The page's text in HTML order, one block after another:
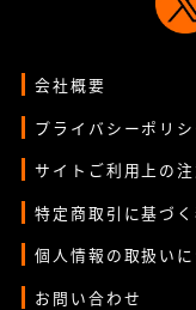
会社概要
プライバシーポリシ
サイトご利用上の注
特定商取引に基づ
個人情報の取扱い
お問い合わせ